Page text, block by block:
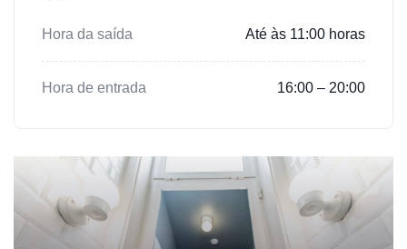
Hora da saída Até às 11:00 horas
Hora de entrada 16:00 – 20:00